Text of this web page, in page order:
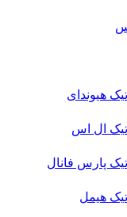
هیوندای
ال اس
پارس فانال
هیمل